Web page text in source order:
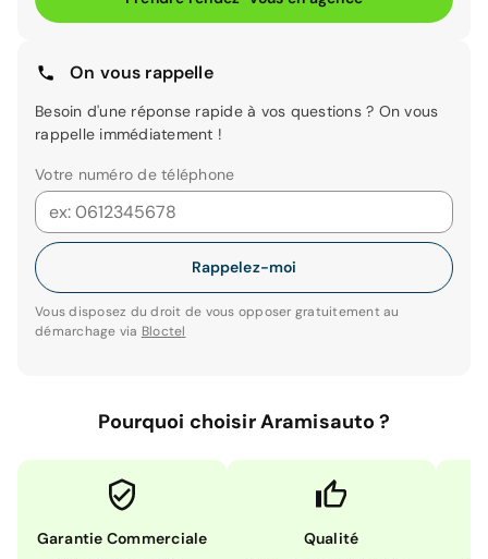
On vous rappelle
Besoin d'une réponse rapide à vos questions ? On vous
rappelle immédiatement !
Votre numéro de téléphone
Rappelez-moi
Vous disposez du droit de vous opposer gratuitement au
démarchage via Bloctel
Pourquoi choisir Aramisauto ?
Garantie Commerciale Qualité